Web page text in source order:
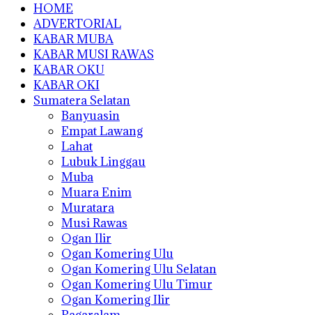
HOME
ADVERTORIAL
KABAR MUBA
KABAR MUSI RAWAS
KABAR OKU
KABAR OKI
Sumatera Selatan
Banyuasin
Empat Lawang
Lahat
Lubuk Linggau
Muba
Muara Enim
Muratara
Musi Rawas
Ogan Ilir
Ogan Komering Ulu
Ogan Komering Ulu Selatan
Ogan Komering Ulu Timur
Ogan Komering Ilir